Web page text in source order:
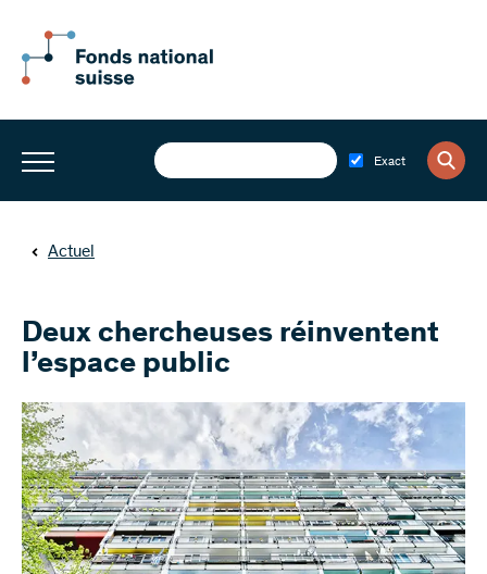
Exact
Actuel
Deux chercheuses réinventent
l’espace public